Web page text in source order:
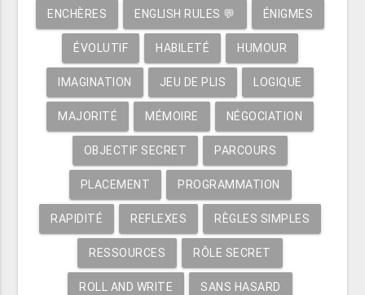
ENCHÈRES ENGLISH RULES 💬 ÉNIGMES
ÉVOLUTIF HABILETÉ HUMOUR
IMAGINATION JEU DE PLIS LOGIQUE
MAJORITÉ MÉMOIRE NÉGOCIATION
OBJECTIF SECRET PARCOURS
PLACEMENT PROGRAMMATION
RAPIDITÉ REFLEXES RÈGLES SIMPLES
RESSOURCES RÔLE SECRET
ROLL AND WRITE SANS HASARD